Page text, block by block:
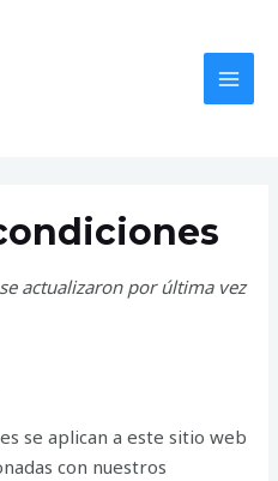
actualizaron por última vez
se aplican a este sitio web
con nuestros